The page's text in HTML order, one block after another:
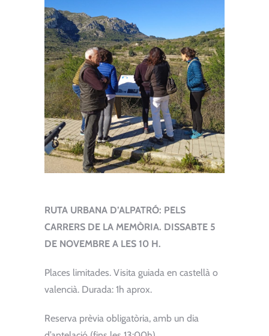
RUTA URBANA D’ALPATRÓ: PELS
CARRERS DE LA MEMÒRIA. DISSABTE 5
DE NOVEMBRE A LES 10 H.
Places limitades. Visita guiada en castellà o
valencià. Durada: 1h aprox.
Reserva prèvia obligatòria, amb un dia